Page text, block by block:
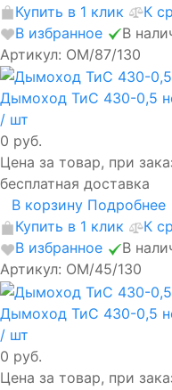
Купить в 1 клик
К
В избранное
В
Артикул: ОМ/87/130
Дымоход ТиС 430-0,5
/ шт
0 руб.
Цена за товар, при
бесплатная доставка
В корзину Подробнее
Купить в 1 клик
К
В избранное
В
Артикул: ОМ/45/130
Дымоход ТиС 430-0,5
/ шт
0 руб.
Цена за товар, при